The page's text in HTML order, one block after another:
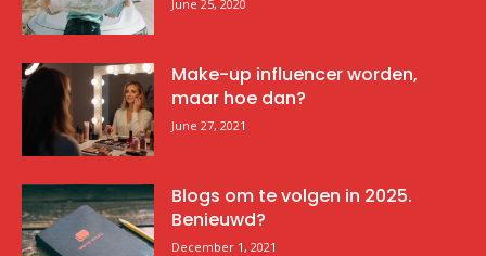
June 25, 2020
Make-up influencer worden,
maar hoe dan?
June 27, 2021
Blogs om te volgen in 2025.
Benieuwd?
December 1, 2021